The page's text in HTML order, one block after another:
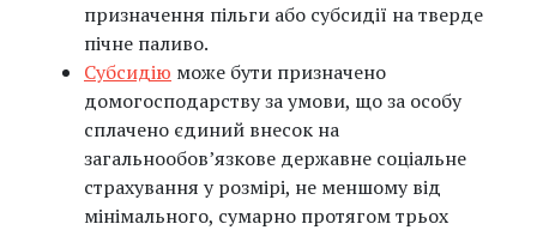
призначення пільги або субсидії на тверде
пічне паливо.
Субсидію може бути призначено
домогосподарству за умови, що за особу
сплачено єдиний внесок на
загальнообов’язкове державне соціальне
страхування у розмірі, не меншому від
мінімального, сумарно протягом трьох